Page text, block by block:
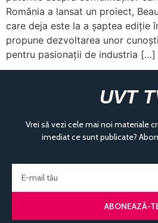
România a lansat un proiect,
care deja este la a șaptea ediție
propune dezvoltarea unor
pentru pasionații de industria […]
UVT
Vrei să vezi cele mai noi materiale
imediat ce sunt publicate?
ABONEAZĂ-